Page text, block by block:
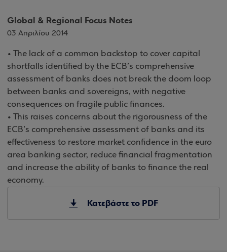
Global & Regional Focus Notes
03 Απριλίου 2014
• The lack of a common backstop to cover capital
shortfalls identified by the ECB’s comprehensive
assessment of banks does not break the doom loop
between banks and sovereigns, with negative
consequences on fragile public finances.
• This raises concerns about the rigorousness of the
ECB’s comprehensive assessment of banks and its
effectiveness to restore market confidence in the euro
area banking sector, reduce financial fragmentation
and increase the ability of banks to finance the real
economy.
Κατεβάστε το PDF